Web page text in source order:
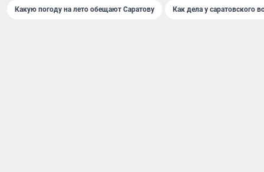
Какую погоду на лето обещают Саратову Как дела у саратовского